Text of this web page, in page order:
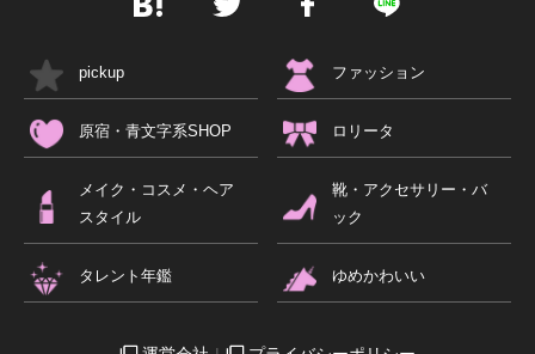
pickup ファッション
原宿・青文字系SHOP ロリータ
メイク・コスメ・ヘア
スタイル
靴・アクセサリー・バ
ック
タレント年鑑 ゆめかわいい